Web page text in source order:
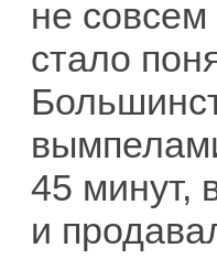
не
стало
45 минут,
и